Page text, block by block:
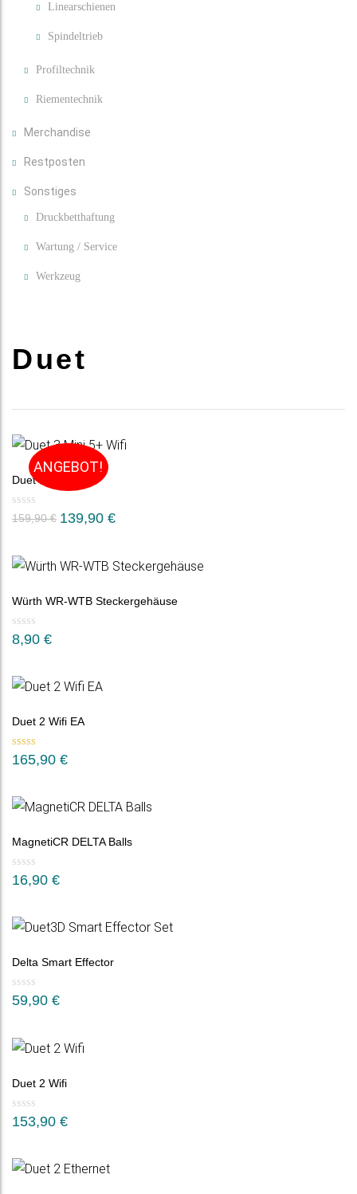
Linearschienen
Spindeltrieb
Profiltechnik
Riementechnik
Merchandise
Restposten
Sonstiges
Druckbetthaftung
Wartung / Service
Werkzeug
Duet
ANGEBOT!
Duet 3 Mini 5+
159,90€ 139,90 €
Würth WR-WTB Steckergehäuse
8,90 €
Duet 2 Wifi EA
Bewertet mit
5.00von 5
165,90 €
MagnetiCR DELTA Balls
16,90 €
Delta Smart Effector
59,90 €
Duet 2 Wifi
153,90 €